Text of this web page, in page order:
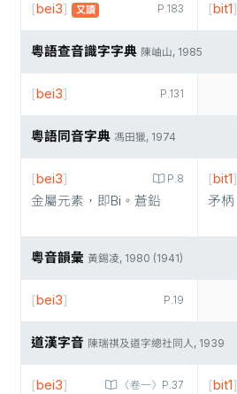
P.183
[bei3] 又讀 [bit1]
粵語查音識字字典 陳岫山, 1985
P.131
[bei3]
粵語同音字典 馮田獵, 1974
P.8
[bei3]
金屬元素，即Bi。蒼鉛
[bit1]
矛柄
粵音韻彙 黃錫凌, 1980 (1941)
P.19
[bei3]
道漢字音 陳瑞祺及道字總社同人, 1939
〈卷一〉P.37
[bei3] [bit1]